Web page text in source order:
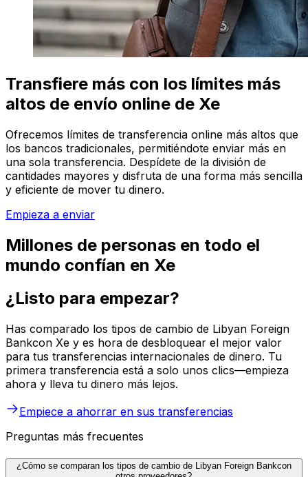
Transfiere más con los límites más
altos de envío online de Xe
Ofrecemos límites de transferencia online más altos que
los bancos tradicionales, permitiéndote enviar más en
una sola transferencia. Despídete de la división de
cantidades mayores y disfruta de una forma más sencilla
y eficiente de mover tu dinero.
Empieza a enviar
Millones de personas en todo el
mundo confían en Xe
¿Listo para empezar?
Has comparado los tipos de cambio de Libyan Foreign
Bankcon Xe y es hora de desbloquear el mejor valor
para tus transferencias internacionales de dinero. Tu
primera transferencia está a solo unos clics—empieza
ahora y lleva tu dinero más lejos.
Empiece a ahorrar en sus transferencias
Preguntas más frecuentes
¿Cómo se comparan los tipos de cambio de Libyan Foreign Bankcon